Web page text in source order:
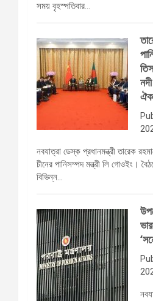
সময় বৃহস্পতিবার…
নবযাত্রা ডেস্ক প্রধানমন্ত্রী তারেক
চীনের পানিসম্পদ মন্ত্রী লি গোওইং।
বিভিন্ন…